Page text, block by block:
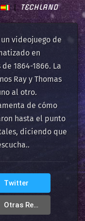
TECHLAND
videojuego de
en
1864-1866. La
Ray y Thomas
al otro.
de cómo
hasta el punto
diciendo que
Twitter
Otras Redes